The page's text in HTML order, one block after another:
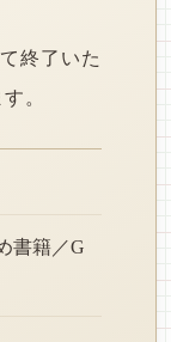
終了いた
。
書籍／G